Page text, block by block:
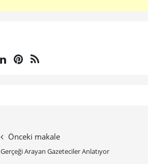
Önceki makale
Gerçeği Arayan Gazeteciler Anlatıyor